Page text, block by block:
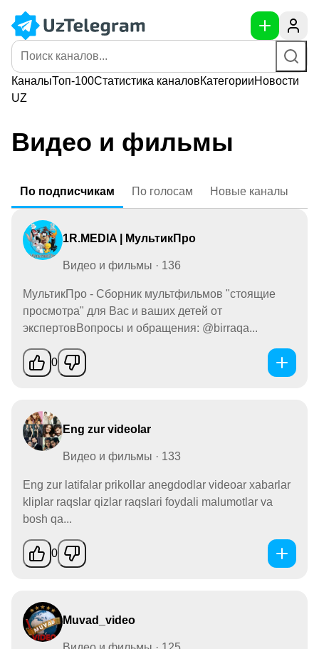
КаналыТоп-100Статистика каналовКатегорииНовости
UZ
Видео и фильмы
По подписчикам По голосам Новые каналы
1R.MEDIA | МультикПро
Видео и фильмы · 136
МультикПро - Сборник мультфильмов "стоящие
просмотра" для Вас и ваших детей от
экспертовВопросы и обращения: @birraqa...
0
Eng zur videolar
Видео и фильмы · 133
Eng zur latifalar prikollar anegdodlar videoar xabarlar
kliplar raqslar qizlar raqslari foydali malumotlar va
bosh qa...
0
Muvad_video